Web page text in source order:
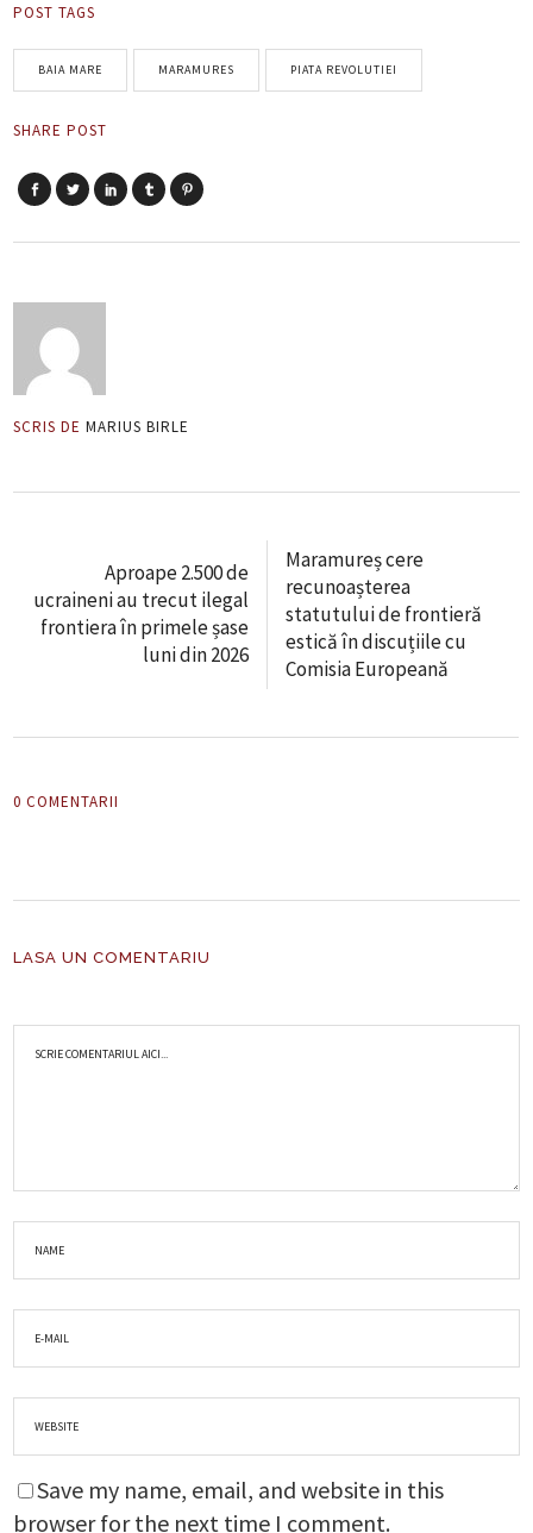
POST TAGS
BAIA MARE MARAMURES PIATA REVOLUTIEI
SHARE POST
SCRIS DE MARIUS BIRLE
Aproape 2.500 de
ucraineni au trecut ilegal
frontiera în primele șase
luni din 2026
Maramureș cere
recunoașterea
statutului de frontieră
estică în discuțiile cu
Comisia Europeană
0 COMENTARII
LASA UN COMENTARIU
Save my name, email, and website in this
browser for the next time I comment.